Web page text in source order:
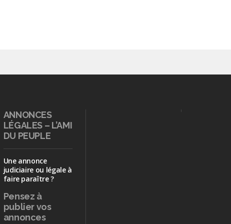
ANNONCES
LÉGALES – L’AMI
DU PEUPLE
Une annonce
judiciaire ou légale à
faire paraître ?
Pensez à
publiervos
annonces